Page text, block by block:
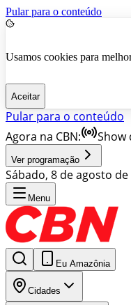
Pular para o conteúdo
Usamos cookies para
Aceitar
Pular para o conteúdo
Agora na CBN:
Show
Ver programação
Sábado, 8 de agosto de
Menu
Eu Amazônia
Cidades